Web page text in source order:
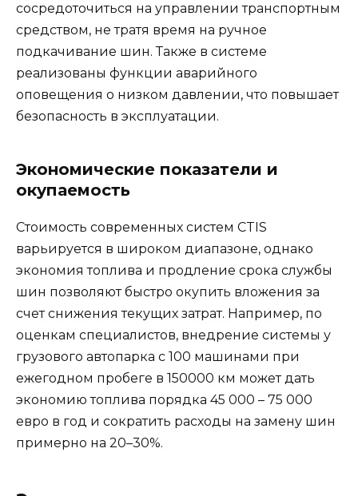
сосредоточиться на управлении транспортным
средством, не тратя время на ручное
подкачивание шин. Также в системе
реализованы функции аварийного
оповещения о низком давлении, что повышает
безопасность в эксплуатации.
Экономические показатели и
окупаемость
Стоимость современных систем CTIS
варьируется в широком диапазоне, однако
экономия топлива и продление срока службы
шин позволяют быстро окупить вложения за
счет снижения текущих затрат. Например, по
оценкам специалистов, внедрение системы у
грузового автопарка с 100 машинами при
ежегодном пробеге в 150000 км может дать
экономию топлива порядка 45 000 – 75 000
евро в год и сократить расходы на замену шин
примерно на 20–30%.